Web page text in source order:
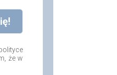
że w